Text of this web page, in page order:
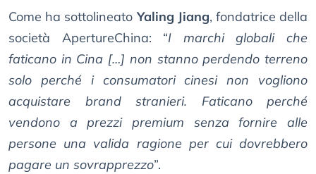
Come ha sottolineatoYaling Jiang, fondatrice della
società ApertureChina: “I marchi globali che
faticano in Cina […] non stanno perdendo terreno
solo perché i consumatori cinesi non vogliono
acquistare brand stranieri. Faticano perché
vendono a prezzi premium senza fornire alle
persone una valida ragione per cui dovrebbero
pagare un sovrapprezzo”.